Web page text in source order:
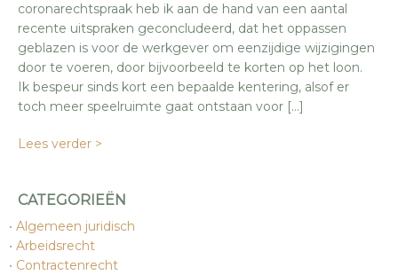
coronarechtspraak heb ik aan de hand van een aantal
recente uitspraken geconcludeerd, dat het oppassen
geblazen is voor de werkgever om eenzijdige wijzigingen
door te voeren, door bijvoorbeeld te korten op het loon.
Ik bespeur sinds kort een bepaalde kentering, alsof er
toch meer speelruimte gaat ontstaan voor […]
Lees verder >
CATEGORIEËN
Algemeen juridisch
Arbeidsrecht
Contractenrecht